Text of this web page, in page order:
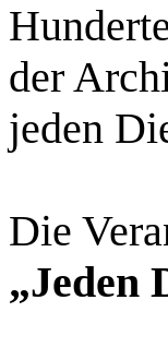
der
jeden
Die
„Jeden